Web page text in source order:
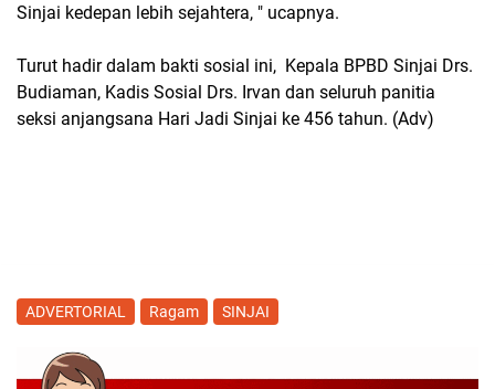
Sinjai kedepan lebih sejahtera, " ucapnya.
Turut hadir dalam bakti sosial ini, Kepala BPBD Sinjai Drs.
Budiaman, Kadis Sosial Drs. Irvan dan seluruh panitia
seksi anjangsana Hari Jadi Sinjai ke 456 tahun. (Adv)
ADVERTORIAL Ragam SINJAI